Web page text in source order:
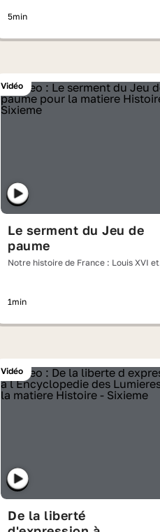
5min
Vidéo
Le serment du Jeu de
paume
Notre histoire de France : Louis XVI et
1min
Vidéo
De la liberté